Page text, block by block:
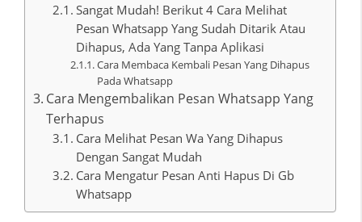
Sangat Mudah! Berikut 4 Cara Melihat
Pesan Whatsapp Yang Sudah Ditarik Atau
Dihapus, Ada Yang Tanpa Aplikasi
Cara Membaca Kembali Pesan Yang Dihapus
Pada Whatsapp
Cara Mengembalikan Pesan Whatsapp Yang
Terhapus
Cara Melihat Pesan Wa Yang Dihapus
Dengan Sangat Mudah
Cara Mengatur Pesan Anti Hapus Di Gb
Whatsapp